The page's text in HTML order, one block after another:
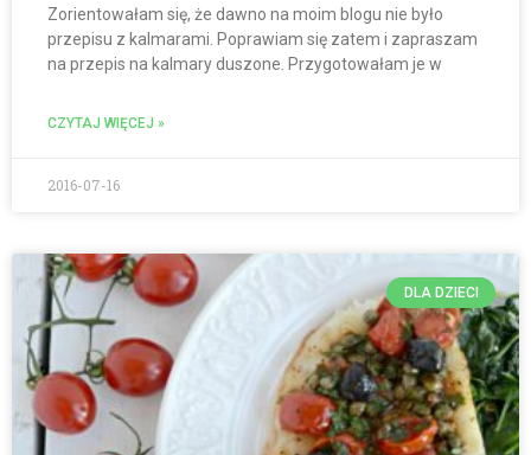
Zorientowałam się, że dawno na moim blogu nie było
przepisu z kalmarami. Poprawiam się zatem i zapraszam
na przepis na kalmary duszone. Przygotowałam je w
CZYTAJ WIĘCEJ »
2016-07-16
DLA DZIECI